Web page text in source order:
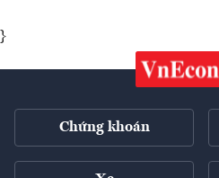
}
Chứng khoán